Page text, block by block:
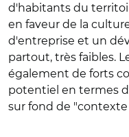
d'habitants du
en faveur de la
d'entreprise et un
partout, très faibles.
également de forts
potentiel en termes
sur fond de "contexte